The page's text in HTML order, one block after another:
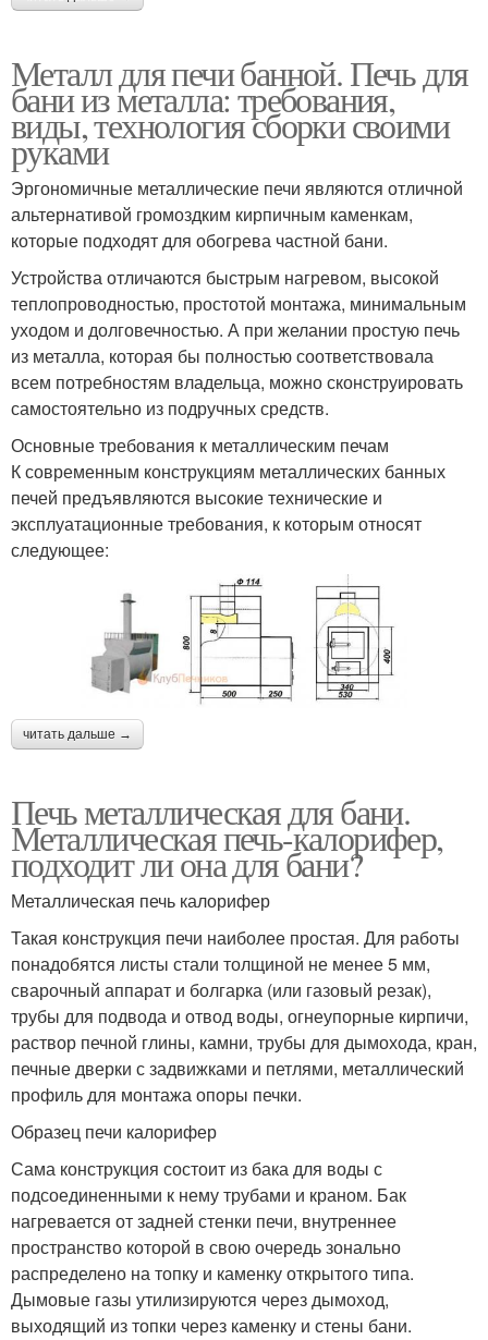
Металл для печи банной. Печь для
бани из металла: требования,
виды, технология сборки своими
руками
Эргономичные металлические печи являются отличной
альтернативой громоздким кирпичным каменкам,
которые подходят для обогрева частной бани.
Устройства отличаются быстрым нагревом, высокой
теплопроводностью, простотой монтажа, минимальным
уходом и долговечностью. А при желании простую печь
из металла, которая бы полностью соответствовала
всем потребностям владельца, можно сконструировать
самостоятельно из подручных средств.
Основные требования к металлическим печам
К современным конструкциям металлических банных
печей предъявляются высокие технические и
эксплуатационные требования, к которым относят
следующее:
читать дальше →
Печь металлическая для бани.
Металлическая печь-калорифер,
подходит ли она для бани?
Металлическая печь калорифер
Такая конструкция печи наиболее простая. Для работы
понадобятся листы стали толщиной не менее 5 мм,
сварочный аппарат и болгарка (или газовый резак),
трубы для подвода и отвод воды, огнеупорные кирпичи,
раствор печной глины, камни, трубы для дымохода, кран,
печные дверки с задвижками и петлями, металлический
профиль для монтажа опоры печки.
Образец печи калорифер
Сама конструкция состоит из бака для воды с
подсоединенными к нему трубами и краном. Бак
нагревается от задней стенки печи, внутреннее
пространство которой в свою очередь зонально
распределено на топку и каменку открытого типа.
Дымовые газы утилизируются через дымоход,
выходящий из топки через каменку и стены бани.